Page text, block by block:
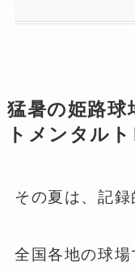
猛暑の姫路球
トメンタル
その夏は、記録
全国各地の球